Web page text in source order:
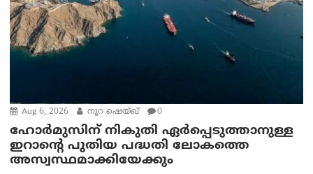
Aug 6, 2026 നൂറ ഷെയ്ഖ് 0
ഹോർമുസിന് നികുതി ഏർപ്പെടുത്താനുള്ള
ഇറാന്റെ പുതിയ പദ്ധതി ലോകത്തെ
അസ്വസ്ഥമാക്കിയേക്കും